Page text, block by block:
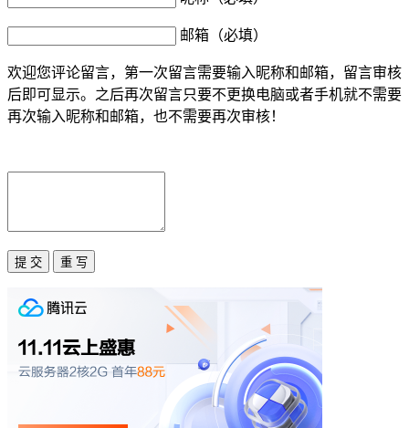
邮箱（必填）
欢迎您评论留言，第一次留言需要输入昵称和邮箱，留言审核
后即可显示。之后再次留言只要不更换电脑或者手机就不需要
再次输入昵称和邮箱，也不需要再次审核！